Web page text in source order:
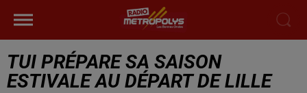
TUI PRÉPARE SA SAISON
ESTIVALE AU DÉPART DE LILLE